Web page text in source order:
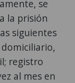
se
la prisión
siguientes
registro
al mes en